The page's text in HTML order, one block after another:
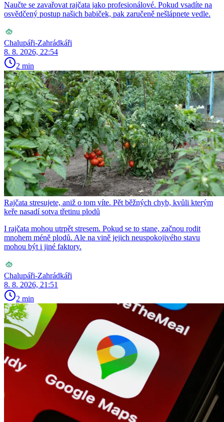
Naučte se zavařovat rajčata jako profesionálové. Pokud vsadíte na
osvědčený postup našich babiček, pak zaručeně nešlápnete vedle.
Chalupáři-Zahrádkáři
8. 8. 2026, 22:54
2 min
Rajčata stresujete, aniž o tom víte. Pět běžných chyb, kvůli kterým
keře nasadí sotva třetinu plodů
I rajčata mohou utrpět stresem. Pokud se to stane, začnou rodit
mnohem méně plodů. Ale na vině jejich neuspokojivého stavu
mohou být i jiné faktory.
Chalupáři-Zahrádkáři
8. 8. 2026, 21:51
2 min